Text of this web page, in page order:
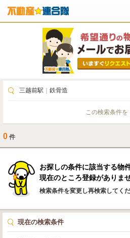
三越前駅 鉄骨造
この検索条件を
0 件
お探しの条件に該当する物
現在のところ登録がありませ
検索条件を変更し再検索してくだ
現在の検索条件